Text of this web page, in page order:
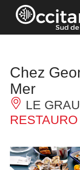
Pannello di gestione
Chez
Mer
LE
RESTAURO